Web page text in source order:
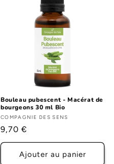
Bouleau pubescent - Macérat de
bourgeons 30 ml Bio
Fournisseur :
COMPAGNIE DES SENS
Prix
habituel
9,70 €
Ajouter au panier